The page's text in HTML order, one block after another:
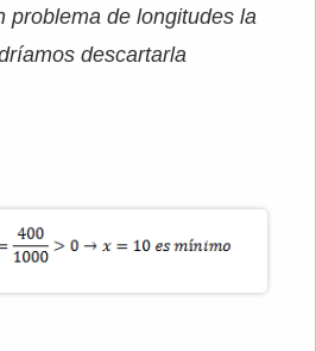
problema de longitudes la
descartarla